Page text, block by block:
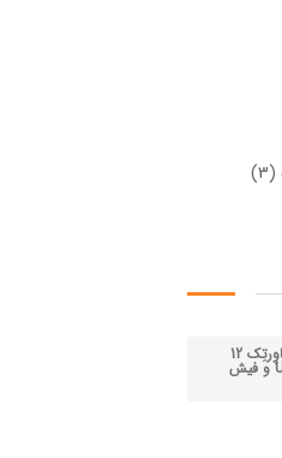
(3)
UPS برق اضطراری POWERTECH پاوِرتِک 12
ولت مدل 6600 با 2 عدد خروجی USB و فیش